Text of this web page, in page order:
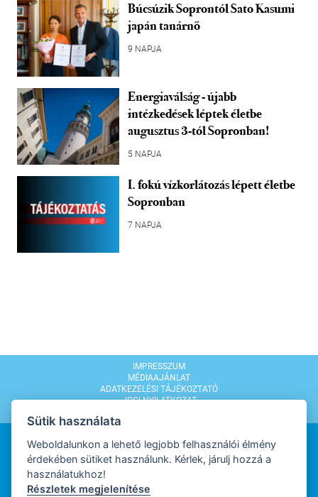
Búcsúzik Soprontól Sato Kasumi
japán tanárnő
9 NAPJA
Energiaválság - újabb
intézkedések léptek életbe
augusztus 3-tól Sopronban!
5 NAPJA
I. fokú vízkorlátozás lépett életbe
Sopronban
7 NAPJA
IMPRESSZUM
MÉDIAAJÁNLAT
ADATKEZELÉSI TÁJÉKOZTATÓ
JOGI NYILATKOZAT
Sütik használata
Weboldalunkon a lehető legjobb felhasználói élmény
érdekében sütiket használunk. Kérlek, járulj hozzá a
használatukhoz!
Részletek megjelenítése